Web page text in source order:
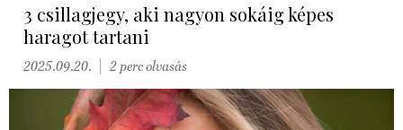
3 csillagjegy, aki nagyon sokáig képes
haragot tartani
2025.09.20. 2 perc olvasás